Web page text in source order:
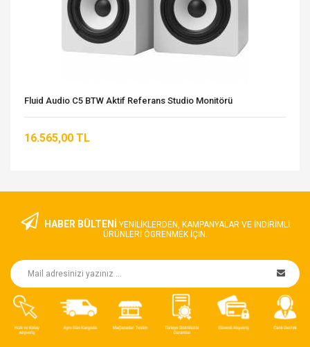
Fluid Audio C5 BTW Aktif Referans Studio Monitörü
16.565,00 TL
HABER BÜLTENİ YENILIKLERDEN, KAMPANYALAR VE INDIRIMLI
ÜRÜNLERI ÖGRENMEK IÇIN.